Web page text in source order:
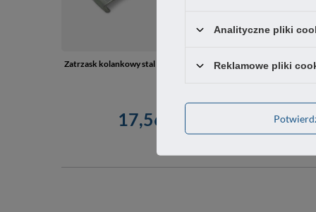
Zatrzask kolankowy stal 99x22,2mm zapinka INOX
17,56 zł
Analityczne pliki
Reklamowe pliki